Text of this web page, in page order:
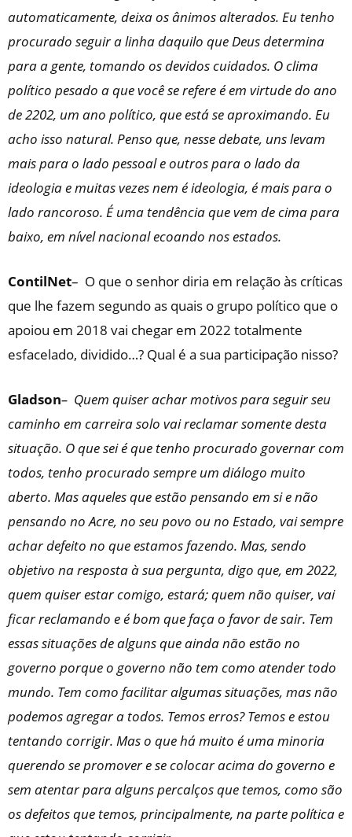
automaticamente, deixa os ânimos alterados. Eu tenho
procurado seguir a linha daquilo que Deus determina
para a gente, tomando os devidos cuidados. O clima
político pesado a que você se refere é em virtude do ano
de 2202, um ano político, que está se aproximando. Eu
acho isso natural. Penso que, nesse debate, uns levam
mais para o lado pessoal e outros para o lado da
ideologia e muitas vezes nem é ideologia, é mais para o
lado rancoroso. É uma tendência que vem de cima para
baixo, em nível nacional ecoando nos estados.
ContilNet– O que o senhor diria em relação às críticas
que lhe fazem segundo as quais o grupo político que o
apoiou em 2018 vai chegar em 2022 totalmente
esfacelado, dividido…? Qual é a sua participação nisso?
Gladson– Quem quiser achar motivos para seguir seu
caminho em carreira solo vai reclamar somente desta
situação. O que sei é que tenho procurado governar com
todos, tenho procurado sempre um diálogo muito
aberto. Mas aqueles que estão pensando em si e não
pensando no Acre, no seu povo ou no Estado, vai sempre
achar defeito no que estamos fazendo. Mas, sendo
objetivo na resposta à sua pergunta, digo que, em 2022,
quem quiser estar comigo, estará; quem não quiser, vai
ficar reclamando e é bom que faça o favor de sair. Tem
essas situações de alguns que ainda não estão no
governo porque o governo não tem como atender todo
mundo. Tem como facilitar algumas situações, mas não
podemos agregar a todos. Temos erros? Temos e estou
tentando corrigir. Mas o que há muito é uma minoria
querendo se promover e se colocar acima do governo e
sem atentar para alguns percalços que temos, como são
os defeitos que temos, principalmente, na parte política e